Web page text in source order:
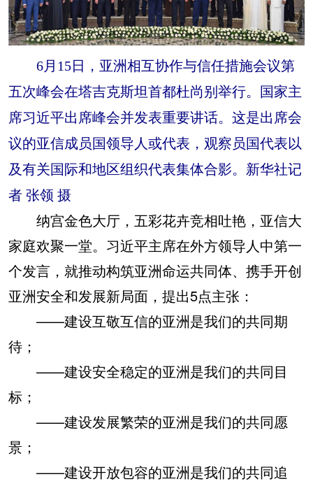
6月15日，亚洲相互协作与信任措施会议第
五次峰会在塔吉克斯坦首都杜尚别举行。国家主
席习近平出席峰会并发表重要讲话。这是出席会
议的亚信成员国领导人或代表，观察员国代表以
及有关国际和地区组织代表集体合影。新华社记
者 张领 摄
纳宫金色大厅，五彩花卉竞相吐艳，亚信大
家庭欢聚一堂。习近平主席在外方领导人中第一
个发言，就推动构筑亚洲命运共同体、携手开创
亚洲安全和发展新局面，提出5点主张：
——建设互敬互信的亚洲是我们的共同期
待；
——建设安全稳定的亚洲是我们的共同目
标；
——建设发展繁荣的亚洲是我们的共同愿
景；
——建设开放包容的亚洲是我们的共同追